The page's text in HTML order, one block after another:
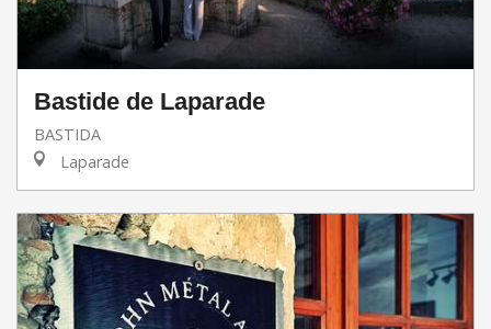
Bastide de Laparade
BASTIDA
Laparade